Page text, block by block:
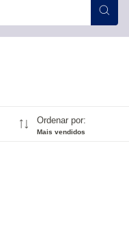
Ordenar por:
Mais vendidos